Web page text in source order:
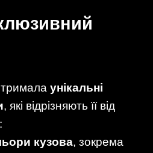
унікальні
, які відрізняють її від
кузова, зокрема